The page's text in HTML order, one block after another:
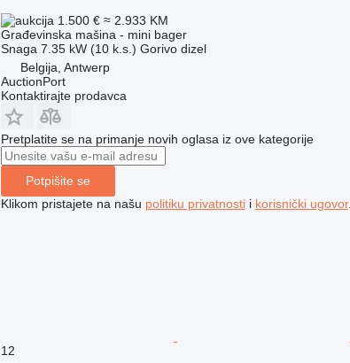
1.500 € ≈ 2.933 KM
Građevinska mašina - mini bager
Snaga 7.35 kW (10 k.s.) Gorivo dizel
Belgija, Antwerp
AuctionPort
Kontaktirajte prodavca
Pretplatite se na primanje novih oglasa iz ove kategorije
Potpišite se
Klikom pristajete na našu politiku privatnostii korisnički ugovor.
12